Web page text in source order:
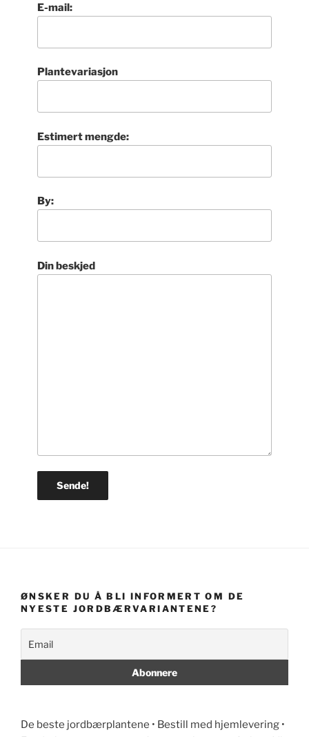
E-mail:
Plantevariasjon
Estimert mengde:
By:
Din beskjed
ØNSKER DU Å BLI INFORMERT OM DE
NYESTE JORDBÆRVARIANTENE?
De beste jordbærplantene • Bestill med hjemlevering •